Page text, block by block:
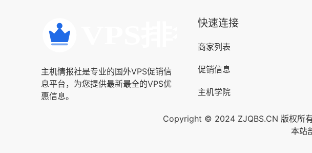
主机情报社是专业的国外VPS促销信
息平台，为您提供最新最全的VPS优
惠信息。
快速连接
商家列表
促销信息
主机学院
Copyright © 2024 ZJQBS.CN 版权所
本站